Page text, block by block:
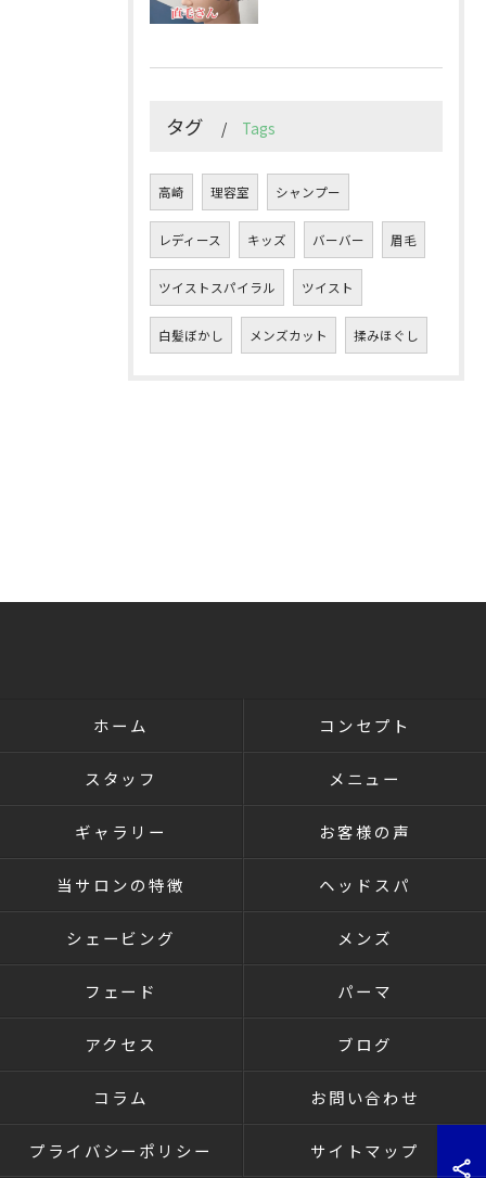
タグ Tags
高崎 理容室 シャンプー
レディース キッズ バーバー 眉毛
ツイストスパイラル ツイスト
白髪ぼかし メンズカット 揉みほぐし
ホーム コンセプト
スタッフ メニュー
ギャラリー お客様の声
当サロンの特徴 ヘッドスパ
シェービング メンズ
フェード パーマ
アクセス ブログ
コラム お問い合わせ
プライバシーポリシー サイトマップ